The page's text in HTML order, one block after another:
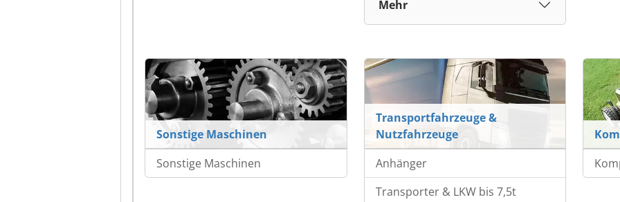
Mehr
Sonstige Maschinen
Sonstige Maschinen
Transportfahrzeuge &
Nutzfahrzeuge
Anhänger
Transporter & LKW bis 7,5t